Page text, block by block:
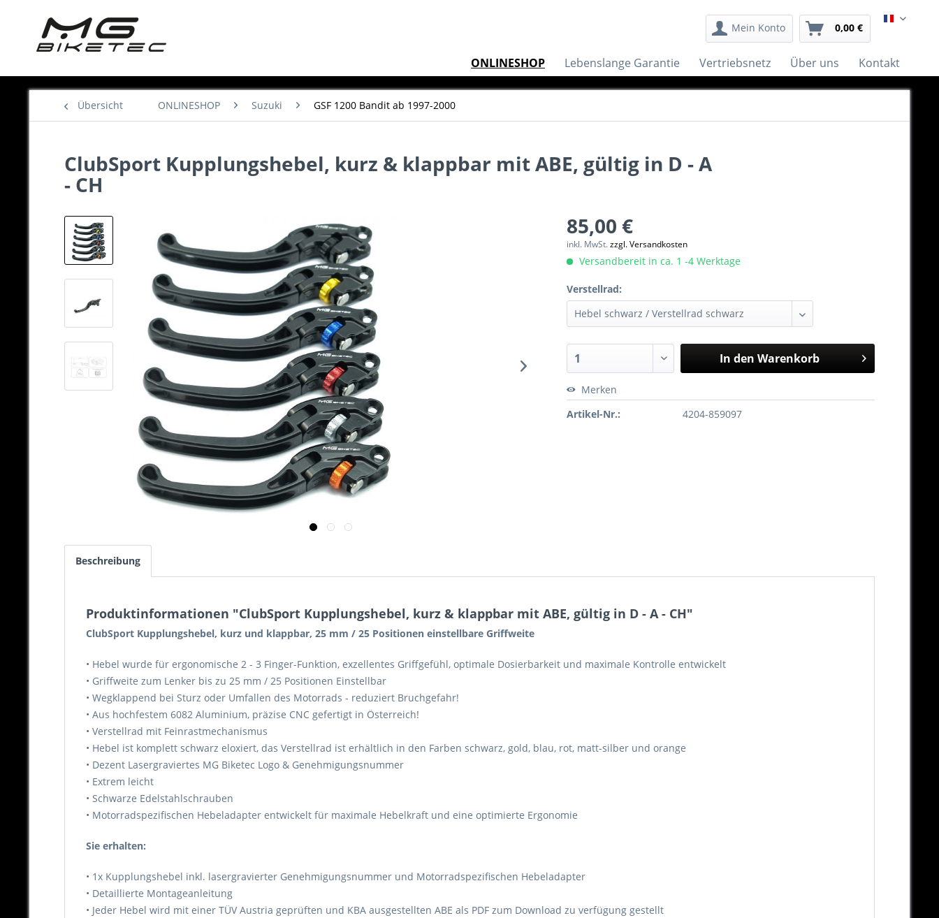
Mein Konto 0,00 € Français
ONLINESHOP Lebenslange Garantie Vertriebsnetz Über uns Kontakt
Übersicht ONLINESHOP Suzuki GSF 1200 Bandit ab 1997-2000
ClubSport Kupplungshebel, kurz & klappbar mit ABE, gültig in D - A
- CH
85,00 €
inkl. MwSt.zzgl. Versandkosten
Versandbereit in ca. 1 -4 Werktage
Verstellrad:
In den Warenkorb
Merken
Artikel-Nr.:
4204-859097
Beschreibung
Produktinformationen "ClubSport Kupplungshebel, kurz & klappbar mit ABE, gültig in D - A - CH"
ClubSport Kupplungshebel, kurz und klappbar, 25 mm / 25 Positionen einstellbare Griffweite
• Hebel wurde für ergonomische 2 - 3 Finger-Funktion, exzellentes Griffgefühl, optimale Dosierbarkeit und maximale Kontrolle entwickelt
• Griffweite zum Lenker bis zu 25 mm / 25 Positionen Einstellbar
• Wegklappend bei Sturz oder Umfallen des Motorrads - reduziert Bruchgefahr!
• Aus hochfestem 6082 Aluminium, präzise CNC gefertigt in Österreich!
• Verstellrad mit Feinrastmechanismus
• Hebel ist komplett schwarz eloxiert, das Verstellrad ist erhältlich in den Farben schwarz, gold, blau, rot, matt-silber und orange
• Dezent Lasergraviertes MG Biketec Logo & Genehmigungsnummer
• Extrem leicht
• Schwarze Edelstahlschrauben
• Motorradspezifischen Hebeladapter entwickelt für maximale Hebelkraft und eine optimierte Ergonomie
Sie erhalten:
• 1x Kupplungshebel inkl. lasergravierter Genehmigungsnummer und Motorradspezifischen Hebeladapter
• Detaillierte Montageanleitung
• Jeder Hebel wird mit einer TÜV Austria geprüften und KBA ausgestellten ABE als PDF zum Download zu verfügung gestellt